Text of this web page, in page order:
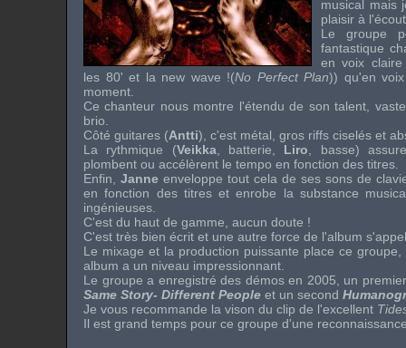
musical mais
plaisir à
Le groupe
fantastique
en voix
les 80' et la new wave !(No Perfect Plan)) qu'en
moment.
Ce chanteur nous montre l'étendu de son talent,
brio.
Côté guitares (Antti), c'est métal, gros riffs ciselés et
La rythmique (Veikka, batterie, Liro , basse)
plombent ou accélèrent le tempo en fonction des titres.
Enfin, Janne enveloppe tout cela de ses sons de
en fonction des titres et enrobe la substance
ingénieuses.
C'est du haut de gamme, aucun doute !
C'est très bien écrit et une autre force de l'album
Le mixage et la production puissante place ce
album a un niveau impressionnant.
Le groupe a enregistré des démos en 2005, un
Same Story- Different People et un second
Je vous recommande la vison du clip de l'excellent
Il est grand temps pour ce groupe d'une